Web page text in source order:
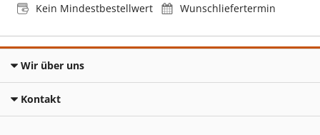
Kein Mindestbestellwert
Wunschliefertermin
Wir über uns
Kontakt